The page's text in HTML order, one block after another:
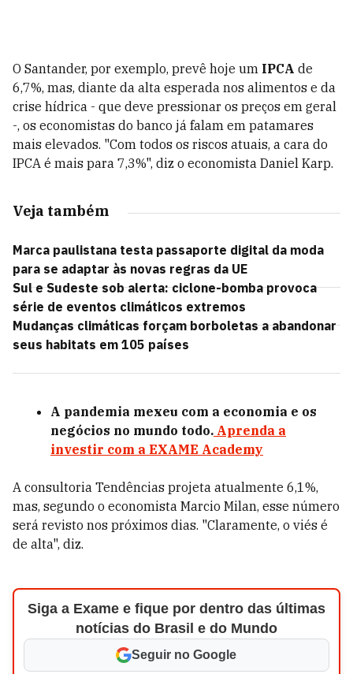
O Santander, por exemplo, prevê hoje um IPCA de
6,7%, mas, diante da alta esperada nos alimentos e da
crise hídrica - que deve pressionar os preços em geral
-, os economistas do banco já falam em patamares
mais elevados. "Com todos os riscos atuais, a cara do
IPCA é mais para 7,3%", diz o economista Daniel Karp.
Veja também
Marca paulistana testa passaporte digital da moda
para se adaptar às novas regras da UE
Sul e Sudeste sob alerta: ciclone-bomba provoca
série de eventos climáticos extremos
Mudanças climáticas forçam borboletas a abandonar
seus habitats em 105 países
A pandemia mexeu com a economia e os
negócios no mundo todo. Aprenda a
investir com a EXAME Academy
A consultoria Tendências projeta atualmente 6,1%,
mas, segundo o economista Marcio Milan, esse número
será revisto nos próximos dias. "Claramente, o viés é
de alta", diz.
Siga a Exame e fique por dentro das últimas
notícias do Brasil e do Mundo
Seguir no Google